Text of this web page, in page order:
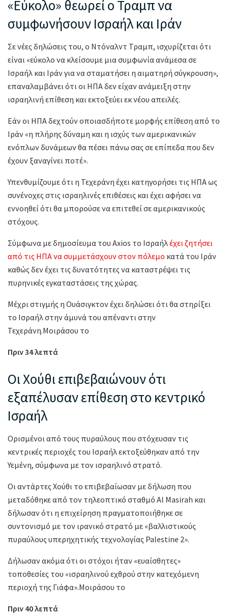
«Εύκολο» θεωρεί ο Τραμπ να
συμφωνήσουν Ισραήλ και Ιράν
Σε νέες δηλώσεις του, ο Ντόναλντ Τραμπ, ισχυρίζεται ότι
είναι «εύκολο να κλείσουμε μια συμφωνία ανάμεσα σε
Ισραήλ και Ιράν για να σταματήσει η αιματηρή σύγκρουση»,
επαναλαμβάνει ότι οι ΗΠΑ δεν είχαν ανάμειξη στην
ισραηλινή επίθεση και εκτοξεύει εκ νέου απειλές.
Εάν οι ΗΠΑ δεχτούν οποιασδήποτε μορφής επίθεση από το
Ιράν «η πλήρης δύναμη και η ισχύς των αμερικανικών
ενόπλων δυνάμεων θα πέσει πάνω σας σε επίπεδα που δεν
έχουν ξαναγίνει ποτέ».
Υπενθυμίζουμε ότι η Τεχεράνη έχει κατηγορήσει τις ΗΠΑ ως
συνένοχες στις ισραηλινές επιθέσεις και έχει αφήσει να
εννοηθεί ότι θα μπορούσε να επιτεθεί σε αμερικανικούς
στόχους.
Σύμφωνα με δημοσίευμα του Axios το Ισραήλέχει ζητήσει
από τις ΗΠΑ να συμμετάσχουν στον πόλεμο κατά του Ιράν
καθώς δεν έχει τις δυνατότητες να καταστρέψει τις
πυρηνικές εγκαταστάσεις της χώρας.
Μέχρι στιγμής η Ουάσιγκτον έχει δηλώσει ότι θα στηρίξει
το Ισραήλ στην άμυνά του απέναντι στην
Τεχεράνη.Μοιράσου το
Πριν 34 λεπτά
Οι Χούθι επιβεβαιώνουν ότι
εξαπέλυσαν επίθεση στο κεντρικό
Ισραήλ
Ορισμένοι από τους πυραύλους που στόχευσαν τις
κεντρικές περιοχές του Ισραήλ εκτοξεύθηκαν από την
Υεμένη, σύμφωνα με τον ισραηλινό στρατό.
Οι αντάρτες Χούθι το επιβεβαίωσαν με δήλωση που
μεταδόθηκε από τον τηλεοπτικό σταθμό Al Masirah και
δήλωσαν ότι η επιχείρηση πραγματοποιήθηκε σε
συντονισμό με τον ιρανικό στρατό με «βαλλιστικούς
πυραύλους υπερηχητικής τεχνολογίας Palestine 2».
Δήλωσαν ακόμα ότι οι στόχοι ήταν «ευαίσθητες»
τοποθεσίες του «ισραηλινού εχθρού στην κατεχόμενη
περιοχή της Γιάφα».Μοιράσου το
Πριν 40 λεπτά